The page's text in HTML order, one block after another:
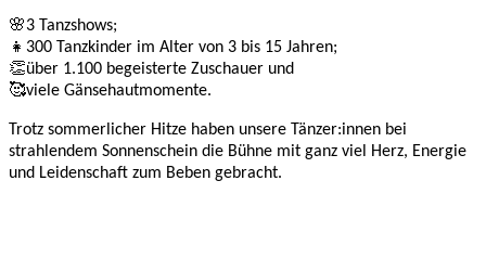
🌸3 Tanzshows;
👧300 Tanzkinder im Alter von 3 bis 15 Jahren;
👏über 1.100 begeisterte Zuschauer und
🥰viele Gänsehautmomente.
Trotz sommerlicher Hitze haben unsere Tänzer:innen bei
strahlendem Sonnenschein die Bühne mit ganz viel Herz, Energie
und Leidenschaft zum Beben gebracht.